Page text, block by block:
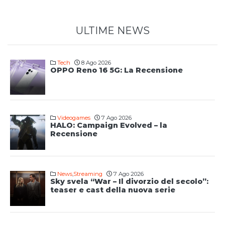
ULTIME NEWS
Tech 8 Ago 2026
OPPO Reno 16 5G: La Recensione
Videogames 7 Ago 2026
HALO: Campaign Evolved – la
Recensione
News,Streaming 7 Ago 2026
Sky svela “War – Il divorzio del secolo”:
teaser e cast della nuova serie